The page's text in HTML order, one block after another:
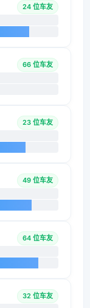
24 位车友
66 位车友
23 位车友
49 位车友
64 位车友
32 位车友